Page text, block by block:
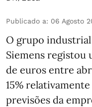
Publicado a: 06 Agosto
O grupo
Siemens registou
de euros entre
15%
previsões da